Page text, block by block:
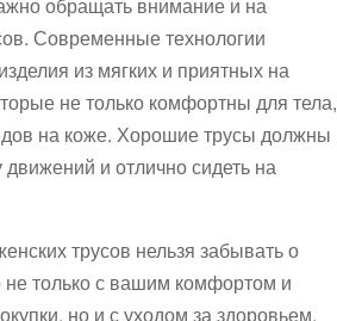
обращать внимание и на
Современные технологии
из мягких и приятных на
не только комфортны для тела,
на коже. Хорошие трусы должны
и отлично сидеть на
трусов нельзя забывать о
не только с вашим комфортом и
но и с уходом за здоровьем.